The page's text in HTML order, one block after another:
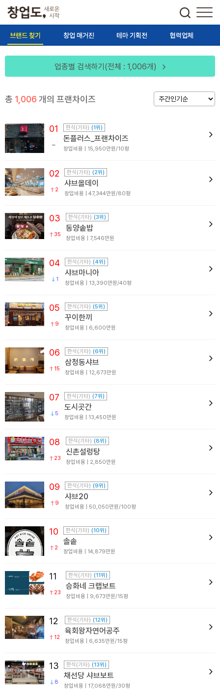
브랜드 찾기 창업 매거진 테마 기획전 협력업체
업종별 검색하기(전체 : 1,006개)
총 1,006 개의 프랜차이즈
01 한식(기타) (1위)
돈플러스_프랜차이즈
창업비용 | 15,950만원/10평
02
2
한식(기타) (2위)
샤브올데이
창업비용 | 47,344만원/80평
03
35
한식(기타) (3위)
동양솥밥
창업비용 | 7,546만원
04
1
한식(기타) (4위)
샤브마니아
창업비용 | 13,390만원/40평
05
9
한식(기타) (5위)
꾸이한끼
창업비용 | 6,600만원
06
15
한식(기타) (6위)
삼청동샤브
창업비용 | 12,673만원
07
5
한식(기타) (7위)
도시곳간
창업비용 | 13,450만원
08
23
한식(기타) (8위)
신촌설렁탕
창업비용 | 2,850만원
09
9
한식(기타) (9위)
샤브20
창업비용 | 50,050만원/100평
10
2
한식(기타) (10위)
솔솥
창업비용 | 14,879만원
11
23
한식(기타) (11위)
승화네 크랩보트
창업비용 | 9,673만원/15평
12
12
한식(기타) (12위)
육회왕자연어공주
창업비용 | 6,635만원/15평
13
8
한식(기타) (13위)
채선당 샤브보트
창업비용 | 17,068만원/30평